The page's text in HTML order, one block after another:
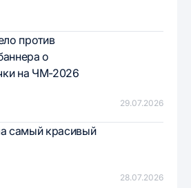
29.07.2026
против
о
на ЧМ-2026
28.07.2026
самый красивый